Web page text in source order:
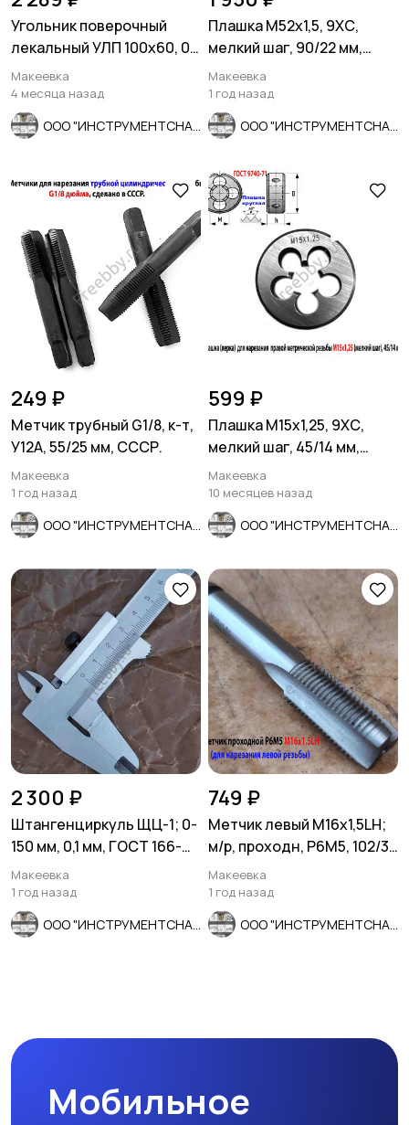
Угольник поверочный
лекальный УЛП 100х60, 0
кл точн, угол 90 гр, СССР.
Макеевка
4 месяца назад
Плашка М52х1,5, 9ХС,
мелкий шаг, 90/22 мм,
ГОСТ 7740-71, СССР.
Макеевка
1 год назад
249 ₽
Метчик трубный G1/8, к-т,
У12А, 55/25 мм, СССР.
Макеевка
1 год назад
599 ₽
Плашка М15х1,25, 9ХС,
мелкий шаг, 45/14 мм,
ГОСТ 7740-71
Макеевка
10 месяцев назад
2 300 ₽
Штангенциркуль ЩЦ-1; 0-
150 мм, 0,1 мм, ГОСТ 166-
80, Ставрополь.
Макеевка
1 год назад
749 ₽
Метчик левый М16х1,5LH;
м/р, проходн, Р6М5, 102/32
мм, мелкий шаг.
Макеевка
1 год назад
Мобильное